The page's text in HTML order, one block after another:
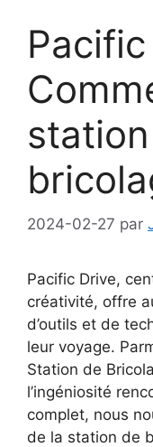
2024-02-27 par
Pacific Drive,
créativité, offre
d’outils et de
leur voyage.
Station de
l’ingéniosité
complet, nous
de la station de